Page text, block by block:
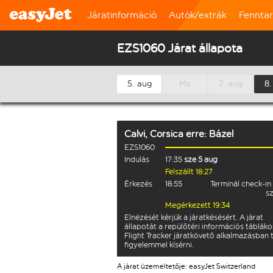
Járatinformáció Autók/extrák
EZS1060 Járat állapota
5. aug Ma 7. aug
Calvi, Corsica erre: Bázel
EZS1060
Indulás
17:35 sze 5 aug
Felszállt 18:27
Érkezés
18:55
Terminál check-in
Megérkezett 19:34
Elnézését kérjük a járatkésésért. A járat
állapotát a repülőtéri információs
Flight Tracker járatkövető alkalmazásban
figyelemmel kísérni.
A járat üzemeltetője: easyJet Switzerland